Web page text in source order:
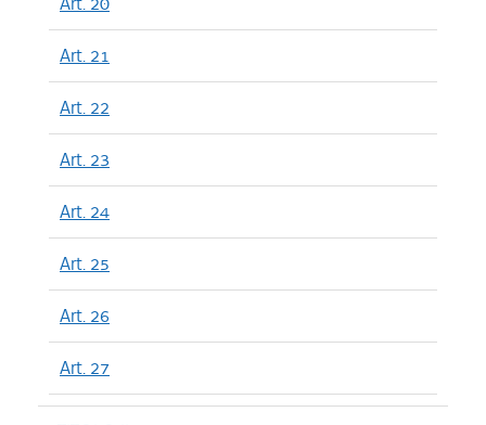
Art. 21
Art. 22
Art. 23
Art. 24
Art. 25
Art. 26
Art. 27